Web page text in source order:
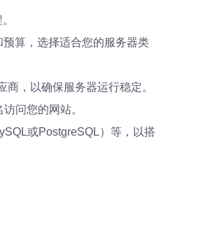
算，选择适合您的服务器类
，以确保服务器运行稳定。
问您的网站。
或PostgreSQL）等，以搭